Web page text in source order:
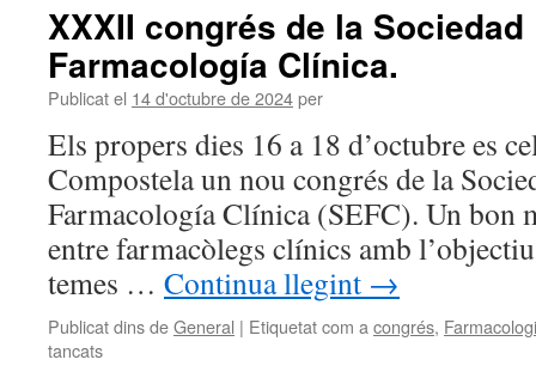
XXXII congrés de la
Farmacología Clínica.
Publicat el 14 d'octubre de 2024per
Els propers dies 16 a 18 d’octubre es
Compostela un nou congrés de la
Farmacología Clínica (SEFC). Un bon
entre farmacòlegs clínics amb
temes … Continua llegint →
Publicat dins deGeneral | Etiquetat com a congrés,
tancats